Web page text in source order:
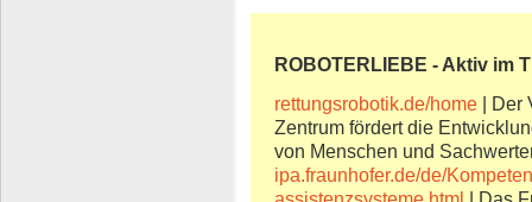
ROBOTERLIEBE - Aktiv im
rettungsrobotik.de/home | Der
Zentrum fördert die
von Menschen und
ipa.fraunhofer.de/de/